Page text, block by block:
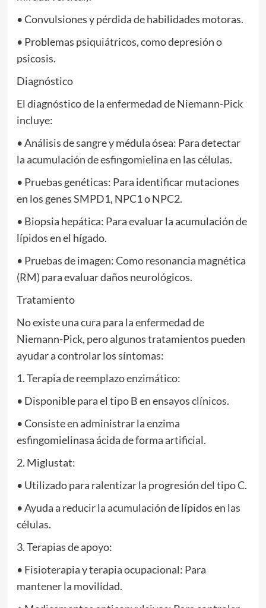
• Convulsiones y pérdida de habilidades motoras.
• Problemas psiquiátricos, como depresión o
psicosis.
Diagnóstico
El diagnóstico de la enfermedad de Niemann-Pick
incluye:
• Análisis de sangre y médula ósea: Para detectar
la acumulación de esfingomielina en las células.
• Pruebas genéticas: Para identificar mutaciones
en los genes SMPD1, NPC1 o NPC2.
• Biopsia hepática: Para evaluar la acumulación de
lípidos en el hígado.
• Pruebas de imagen: Como resonancia magnética
(RM) para evaluar daños neurológicos.
Tratamiento
No existe una cura para la enfermedad de
Niemann-Pick, pero algunos tratamientos pueden
ayudar a controlar los síntomas:
1. Terapia de reemplazo enzimático:
• Disponible para el tipo B en ensayos clínicos.
• Consiste en administrar la enzima
esfingomielinasa ácida de forma artificial.
2. Miglustat:
• Utilizado para ralentizar la progresión del tipo C.
• Ayuda a reducir la acumulación de lípidos en las
células.
3. Terapias de apoyo:
• Fisioterapia y terapia ocupacional: Para
mantener la movilidad.